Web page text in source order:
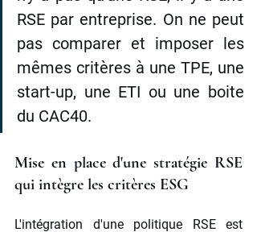
RSE par entreprise. On ne peut
pas comparer et imposer les
mêmes critères à une TPE, une
start-up, une ETI ou une boite
du CAC40.
Mise en place d'une stratégie RSE
qui intègre les critères ESG
L'intégration d'une politique RSE est